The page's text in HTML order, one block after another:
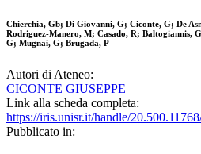
Chierchia, Gb; Di Giovanni, G; Ciconte, G; De
Rodriguez-Manero, M; Casado, R; Baltogiannis,
G; Mugnai, G; Brugada, P
Autori di Ateneo:
CICONTE GIUSEPPE
Link alla scheda completa:
https://iris.unisr.it/handle/
Pubblicato in: